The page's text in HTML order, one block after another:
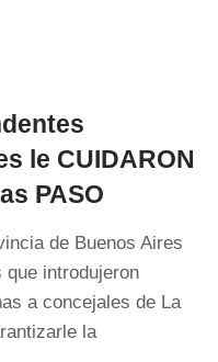
le CUIDARON
PASO
de Buenos Aires
que introdujeron
a concejales de La
la